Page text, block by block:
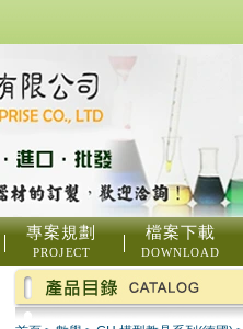
專案規劃
PROJECT
檔案下載
DOWNLOAD